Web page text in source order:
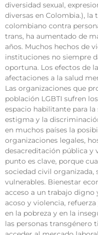
diversidad sexual,
diversas en Colombia.), la
colombiano contra
trans, ha aumentado de
años. Muchos hechos de
instituciones no siempre
oportuna. Los efectos de
afectaciones a la salud
Las organizaciones que
población LGBTI sufren
espacio habilitante para
estigma y la
en muchos países la
organizaciones legales,
desacreditación pública y
punto es clave, porque
sociedad civil organizada,
vulnerables. Bienestar
acceso a un trabajo
acoso y violencia,
en la pobreza y en la
las personas transgénero